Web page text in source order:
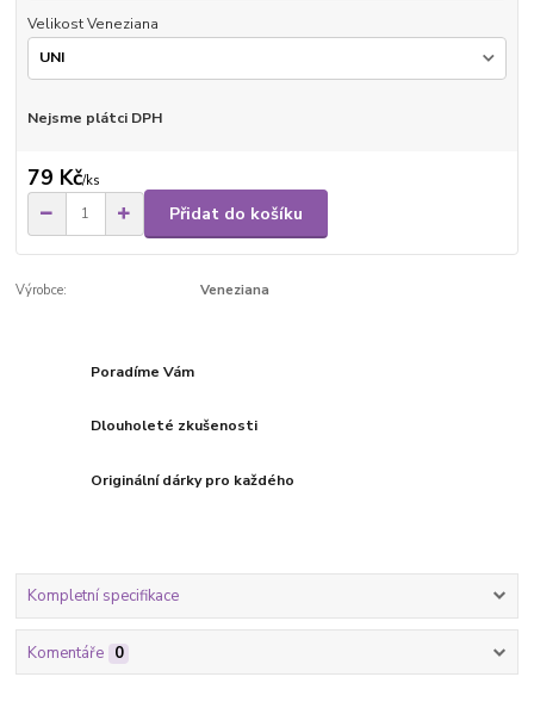
Velikost Veneziana
Nejsme plátci DPH
79 Kč/ks
Přidat do košíku
Výrobce: Veneziana
Poradíme Vám
Dlouholeté zkušenosti
Originální dárky pro každého
Kompletní specifikace
Komentáře 0